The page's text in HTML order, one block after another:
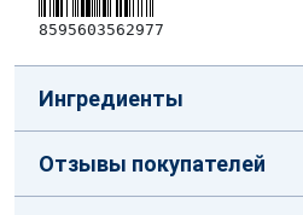
8595603562977
Ингредиенты
Отзывы покупателей